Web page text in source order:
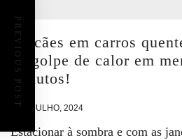
PREVIOUS POST
Os cães em carros
de golpe de calor em
minutos!
9 DE JULHO, 2024
Estacionar à sombra e com as